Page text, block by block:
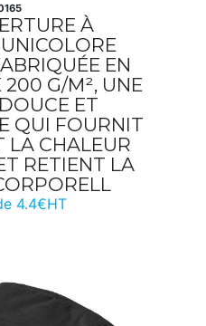
À
EN
G/M², UNE
ET
QUI FOURNIT
LA CHALEUR
RETIENT LA
4.4€HT